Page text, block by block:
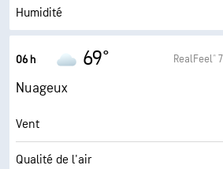
Humidité
Point de rosée
AccuLumen Brightness Index™
Couverture nuageuse
Visibilité
06 h 69° RealFeel®
Nuageux
Vent
Qualité de l'air